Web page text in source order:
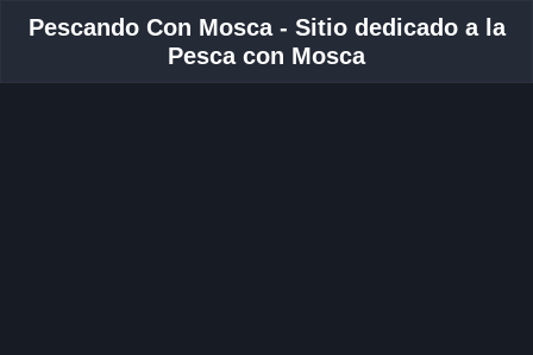
Pescando Con Mosca - Sitio dedicado a la
Pesca con Mosca